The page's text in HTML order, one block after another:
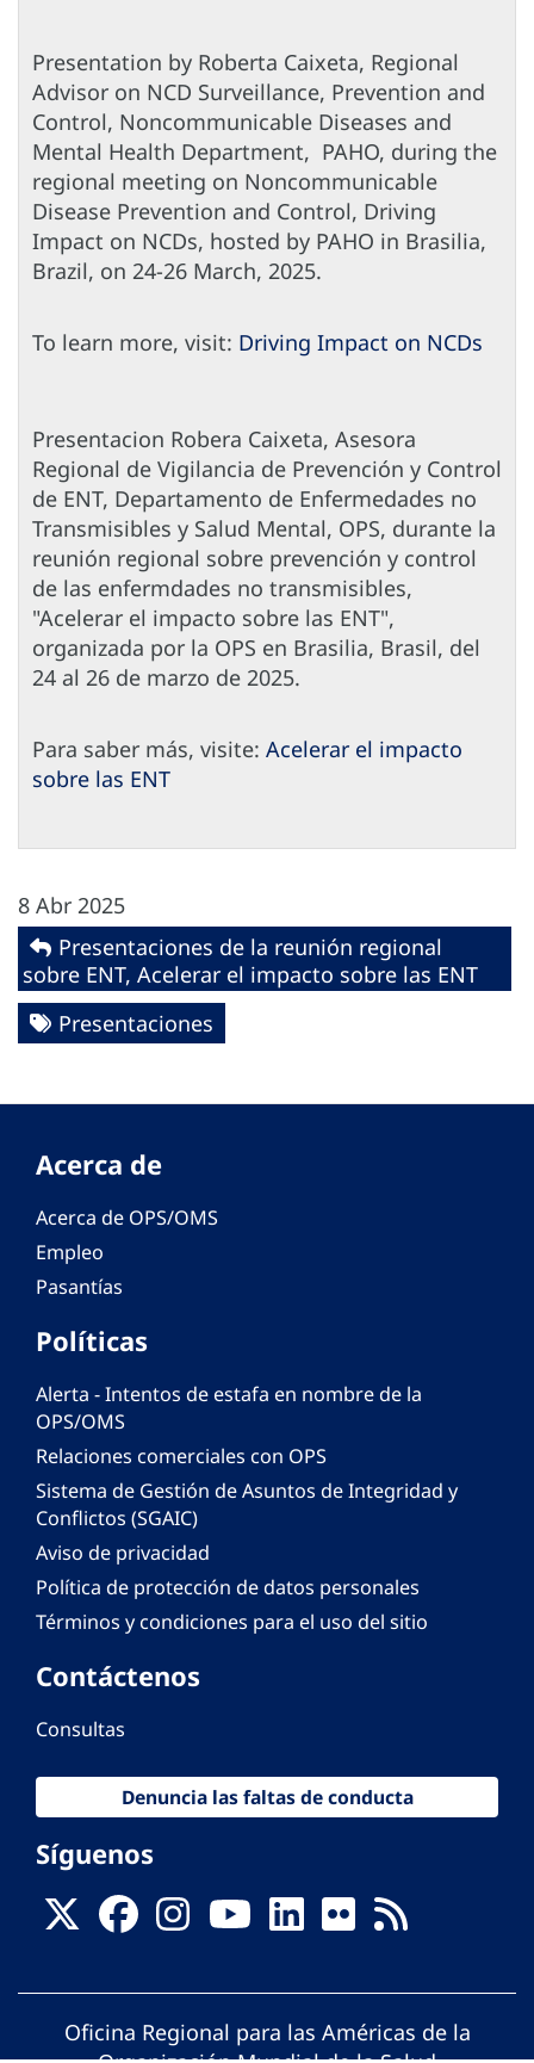
Presentation by Roberta Caixeta, Regional
Advisor on NCD Surveillance, Prevention and
Control, Noncommunicable Diseases and
Mental Health Department, PAHO, during the
regional meeting on Noncommunicable
Disease Prevention and Control, Driving
Impact on NCDs, hosted by PAHO in Brasilia,
Brazil, on 24-26 March, 2025.
To learn more, visit: Driving Impact on NCDs
Presentacion Robera Caixeta, Asesora
Regional de Vigilancia de Prevención y Control
de ENT, Departamento de Enfermedades no
Transmisibles y Salud Mental, OPS, durante la
reunión regional sobre prevención y control
de las enfermdades no transmisibles,
"Acelerar el impacto sobre las ENT",
organizada por la OPS en Brasilia, Brasil, del
24 al 26 de marzo de 2025.
Para saber más, visite: Acelerar el impacto
sobre las ENT
8 Abr 2025
Presentaciones de la reunión regional
sobre ENT, Acelerar el impacto sobre las ENT
Presentaciones
Acerca de
Acerca de OPS/OMS
Empleo
Pasantías
Políticas
Alerta - Intentos de estafa en nombre de la
OPS/OMS
Relaciones comerciales con OPS
Sistema de Gestión de Asuntos de Integridad y
Conflictos (SGAIC)
Aviso de privacidad
Política de protección de datos personales
Términos y condiciones para el uso del sitio
Contáctenos
Consultas
Denuncia las faltas de conducta
Síguenos
Oficina Regional para las Américas de la